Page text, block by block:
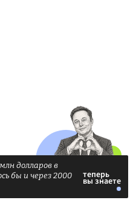
долларов в
бы и через 2000